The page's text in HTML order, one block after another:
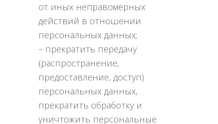
от иных неправомерных
действий в отношении
персональных данных;
– прекратить передачу
(распространение,
предоставление, доступ)
персональных данных,
прекратить обработку и
уничтожить персональные